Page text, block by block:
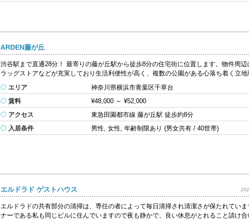
ARDEN藤が丘
渋谷駅まで直通28分！ 最寄りの藤が丘駅から徒歩8分の住宅街に位置します。物件周辺
ラッグストアなどが充実しており生活利便性が高く、複数の公園がある心落ち着く立地
エリア
神奈川県横浜市青葉区千草台
賃料
¥48,000～ ¥52,000
アクセス
東急田園都市線 藤が丘駅 徒歩約8分
入居条件
男性, 女性, 年齢制限あり (男女共有 / 40世帯)
エルドラド ゲストハウス
エルドラドの共有部分の清掃は、専任の者によって毎日清掃され清潔さが保たれてい
ナーである私も同じビルに住んでいますので夜も静かで、良い休息がとれること請け